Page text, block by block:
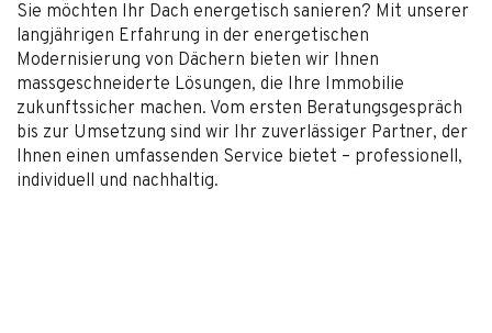
Sie möchten Ihr Dach energetisch sanieren? Mit unserer
langjährigen Erfahrung in der energetischen
Modernisierung von Dächern bieten wir Ihnen
massgeschneiderte Lösungen, die Ihre Immobilie
zukunftssicher machen. Vom ersten Beratungsgespräch
bis zur Umsetzung sind wir Ihr zuverlässiger Partner, der
Ihnen einen umfassenden Service bietet – professionell,
individuell und nachhaltig.